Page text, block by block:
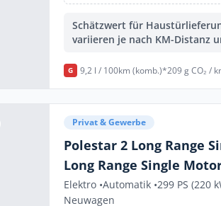
Schätzwert für
variieren je nach KM-Distanz
G 9,2 l / 100km (komb.)*209 g CO₂ /
Privat & Gewerbe
Polestar 2 Long Range
Long Range Single
Elektro •Automatik •299 PS (220
Neuwagen